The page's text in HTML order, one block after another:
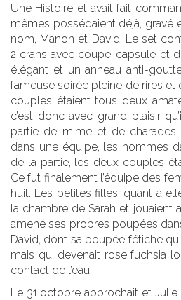
Une Histoire et avait fait
mêmes possédaient déjà, gravé
nom, Manon et David. Le set
2 crans avec coupe-capsule et
élégant et un anneau anti-
fameuse soirée pleine de rires et
couples étaient tous deux
c’est donc avec grand plaisir
partie de mime et de
dans une équipe, les hommes
de la partie, les deux couples
Ce fut finalement l’équipe des
huit. Les petites filles, quant à
la chambre de Sarah et jouaient
amené ses propres poupées
David, dont sa poupée fétiche
mais qui devenait rose fuchsia
contact de l’eau.
Le 31 octobre approchait et Julie